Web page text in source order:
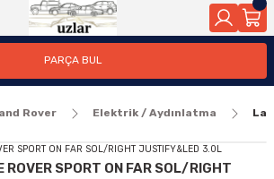
Geri Dön
PARÇA BUL
Rover Elektrik / Aydınlatma
SPORT ON FAR SOL/RIGHT